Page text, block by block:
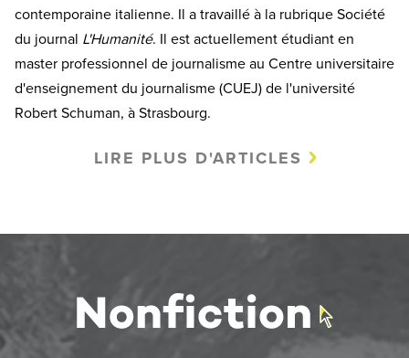
contemporaine italienne. Il a travaillé à la rubrique Société
du journal L'Humanité. Il est actuellement étudiant en
master professionnel de journalisme au Centre universitaire
d'enseignement du journalisme (CUEJ) de l'université
Robert Schuman, à Strasbourg.
LIRE PLUS D'ARTICLES